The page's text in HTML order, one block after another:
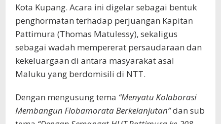
Kota Kupang. Acara ini digelar sebagai bentuk
penghormatan terhadap perjuangan Kapitan
Pattimura (Thomas Matulessy), sekaligus
sebagai wadah mempererat persaudaraan dan
kekeluargaan di antara masyarakat asal
Maluku yang berdomisili di NTT.
Dengan mengusung tema “Menyatu Kolaborasi
Membangun Flobamorata Berkelanjutan”dan sub